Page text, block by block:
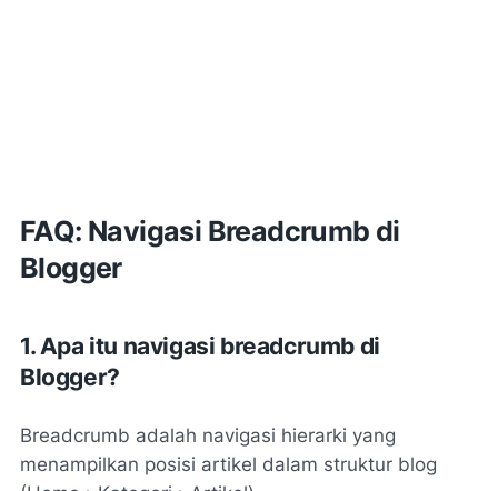
FAQ: Navigasi Breadcrumb di
Blogger
1. Apa itu navigasi breadcrumb di
Blogger?
Breadcrumb adalah navigasi hierarki yang
menampilkan posisi artikel dalam struktur blog